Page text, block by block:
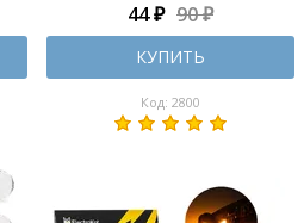
44 ₽ 90 ₽
КУПИТЬ
Код: 2800